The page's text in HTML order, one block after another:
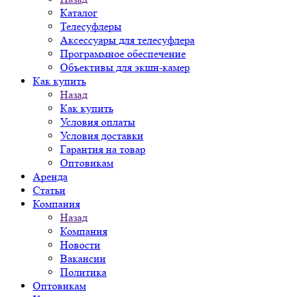
Каталог
Телесуфлеры
Аксессуары для телесуфлера
Программное обеспечение
Объективы для экшн-камер
Как купить
Назад
Как купить
Условия оплаты
Условия доставки
Гарантия на товар
Оптовикам
Аренда
Статьи
Компания
Назад
Компания
Новости
Вакансии
Политика
Оптовикам